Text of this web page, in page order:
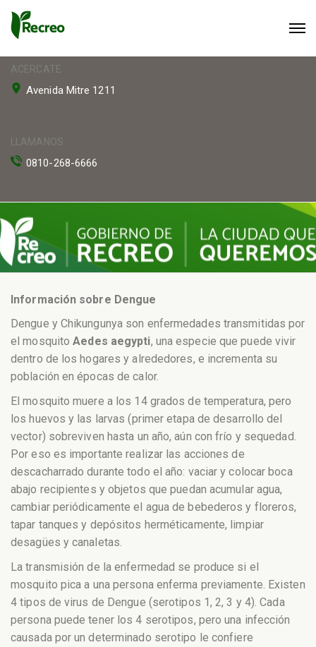
ACERCATE
Avenida Mitre 1211
LLAMANOS
0810-268-6666
Información sobre Dengue
Dengue y Chikungunya son enfermedades transmitidas por
el mosquitoAedes aegypti, una especie que puede vivir
dentro de los hogares y alrededores, e incrementa su
población en épocas de calor.
El mosquito muere a los 14 grados de temperatura, pero
los huevos y las larvas (primer etapa de desarrollo del
vector) sobreviven hasta un año, aún con frío y sequedad.
Por eso es importante realizar las acciones de
descacharrado durante todo el año: vaciar y colocar boca
abajo recipientes y objetos que puedan acumular agua,
cambiar periódicamente el agua de bebederos y floreros,
tapar tanques y depósitos herméticamente, limpiar
desagües y canaletas.
La transmisión de la enfermedad se produce si el
mosquito pica a una persona enferma previamente. Existen
4 tipos de virus de Dengue (serotipos 1, 2, 3 y 4). Cada
persona puede tener los 4 serotipos, pero una infección
causada por un determinado serotipo le confiere